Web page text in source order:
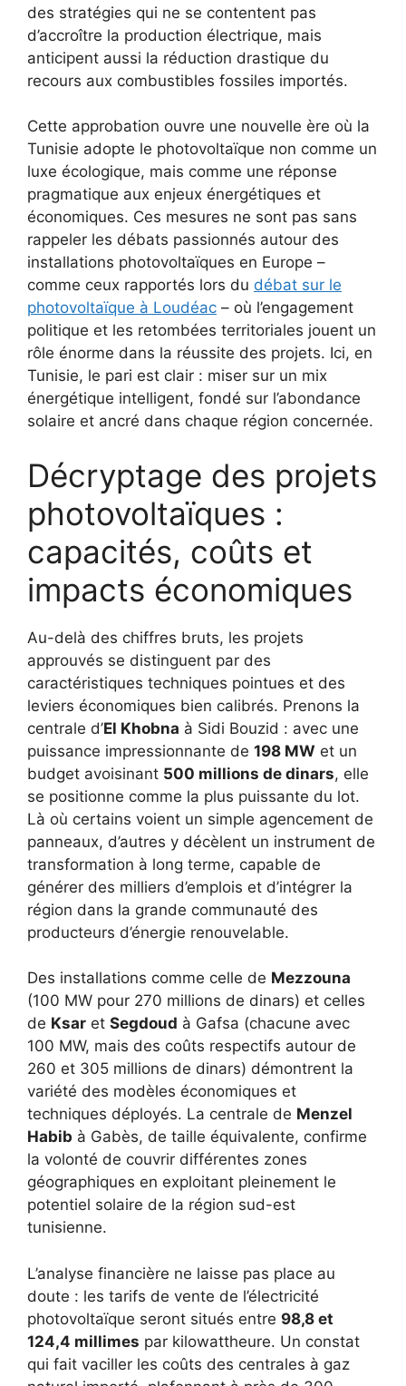
des stratégies qui ne se contentent pas
d’accroître la production électrique, mais
anticipent aussi la réduction drastique du
recours aux combustibles fossiles importés.
Cette approbation ouvre une nouvelle ère où la
Tunisie adopte le photovoltaïque non comme un
luxe écologique, mais comme une réponse
pragmatique aux enjeux énergétiques et
économiques. Ces mesures ne sont pas sans
rappeler les débats passionnés autour des
installations photovoltaïques en Europe –
comme ceux rapportés lors du débat sur le
photovoltaïque à Loudéac – où l’engagement
politique et les retombées territoriales jouent un
rôle énorme dans la réussite des projets. Ici, en
Tunisie, le pari est clair : miser sur un mix
énergétique intelligent, fondé sur l’abondance
solaire et ancré dans chaque région concernée.
Décryptage des projets
photovoltaïques :
capacités, coûts et
impacts économiques
Au-delà des chiffres bruts, les projets
approuvés se distinguent par des
caractéristiques techniques pointues et des
leviers économiques bien calibrés. Prenons la
centrale d’El Khobna à Sidi Bouzid : avec une
puissance impressionnante de 198 MW et un
budget avoisinant 500 millions de dinars, elle
se positionne comme la plus puissante du lot.
Là où certains voient un simple agencement de
panneaux, d’autres y décèlent un instrument de
transformation à long terme, capable de
générer des milliers d’emplois et d’intégrer la
région dans la grande communauté des
producteurs d’énergie renouvelable.
Des installations comme celle de Mezzouna
(100 MW pour 270 millions de dinars) et celles
de Ksar et Segdoud à Gafsa (chacune avec
100 MW, mais des coûts respectifs autour de
260 et 305 millions de dinars) démontrent la
variété des modèles économiques et
techniques déployés. La centrale de Menzel
Habib à Gabès, de taille équivalente, confirme
la volonté de couvrir différentes zones
géographiques en exploitant pleinement le
potentiel solaire de la région sud-est
tunisienne.
L’analyse financière ne laisse pas place au
doute : les tarifs de vente de l’électricité
photovoltaïque seront situés entre 98,8 et
124,4 millimes par kilowattheure. Un constat
qui fait vaciller les coûts des centrales à gaz